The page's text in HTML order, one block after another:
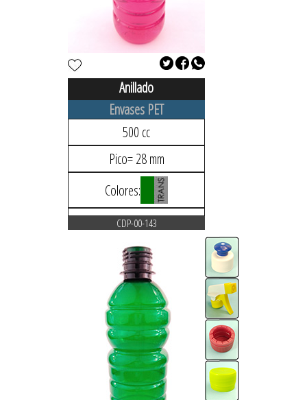
Anillado
Envases PET
500 cc
Pico= 28 mm
Colores:
CDP-00-143